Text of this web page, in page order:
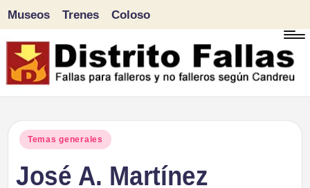
Saltar
al
Museos Trenes Coloso
Publicado
Temas generales
José A. Martínez